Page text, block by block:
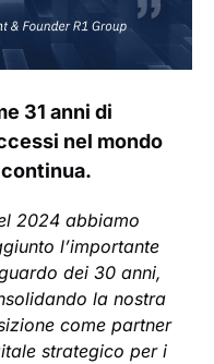
31 anni di
nel mondo
2024 abbiamo
l’importante
dei 30 anni,
la nostra
come partner
strategico per i